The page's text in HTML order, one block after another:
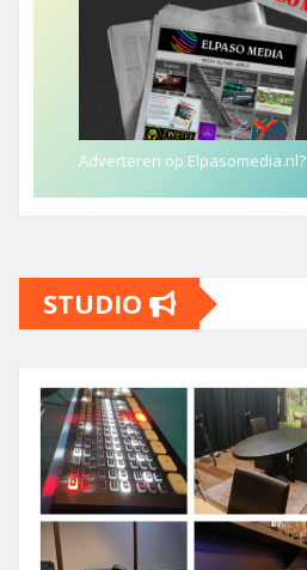
Adverteren op Elpasomedia.nl?
STUDIO